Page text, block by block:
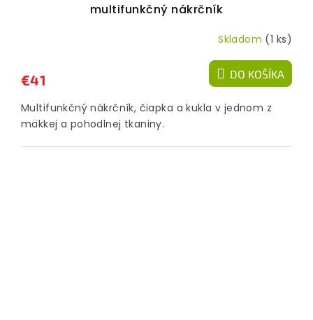
multifunkčný nákrčník
Skladom (1 ks)
€41 DO KOŠÍKA
Multifunkčný nákrčník, čiapka a kukla v jednom z
mäkkej a pohodlnej tkaniny.